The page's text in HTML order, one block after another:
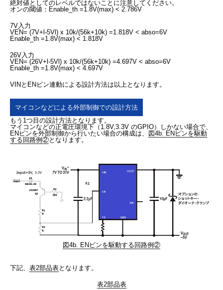
絶対値としてのレベルではないことに注意してください。
オンの閾値：Enable_th =1.8V(max) < 2.786V
7V入力
VEN= (7V+l-5Vl) x 10k/(56k+10k) =1.818V < abso=6V
Enable_th =1.8V(max) < 1.818V
26V入力
VEN= (26V+l-5Vl) x 10k/(56k+10k) =4.697V < abso=6V
Enable_th =1.8V(max) < 4.697V
VINとENピン連動による設計方法は以上となります。
マイコンなどによる外部制御での設計方法
もう1つ目の設計方法となります。
マイコンなどの正電圧環境下（1.8V,3.3V のGPIO）しかない場合で、
ENピンを外部制御から行いたい場合の構成は、
図4b. ENピンを駆動
する回路例②となります。
図4b. ENピンを駆動する回路例②
下記、 表2部品表となります。
表2部品表